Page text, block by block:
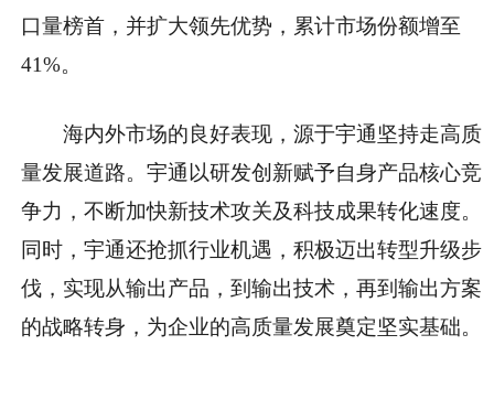
口量榜首，并扩大领先优势，累计市场份额增至
41%。
海内外市场的良好表现，源于宇通坚持走高质
量发展道路。宇通以研发创新赋予自身产品核心竞
争力，不断加快新技术攻关及科技成果转化速度。
同时，宇通还抢抓行业机遇，积极迈出转型升级步
伐，实现从输出产品，到输出技术，再到输出方案
的战略转身，为企业的高质量发展奠定坚实基础。